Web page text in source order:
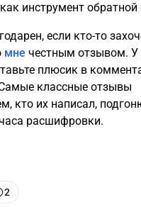
инструмент обратной
если кто-то
мне честным отзывом. У
плюсик в
классные отзывы
кто их написал,
расшифровки.
2